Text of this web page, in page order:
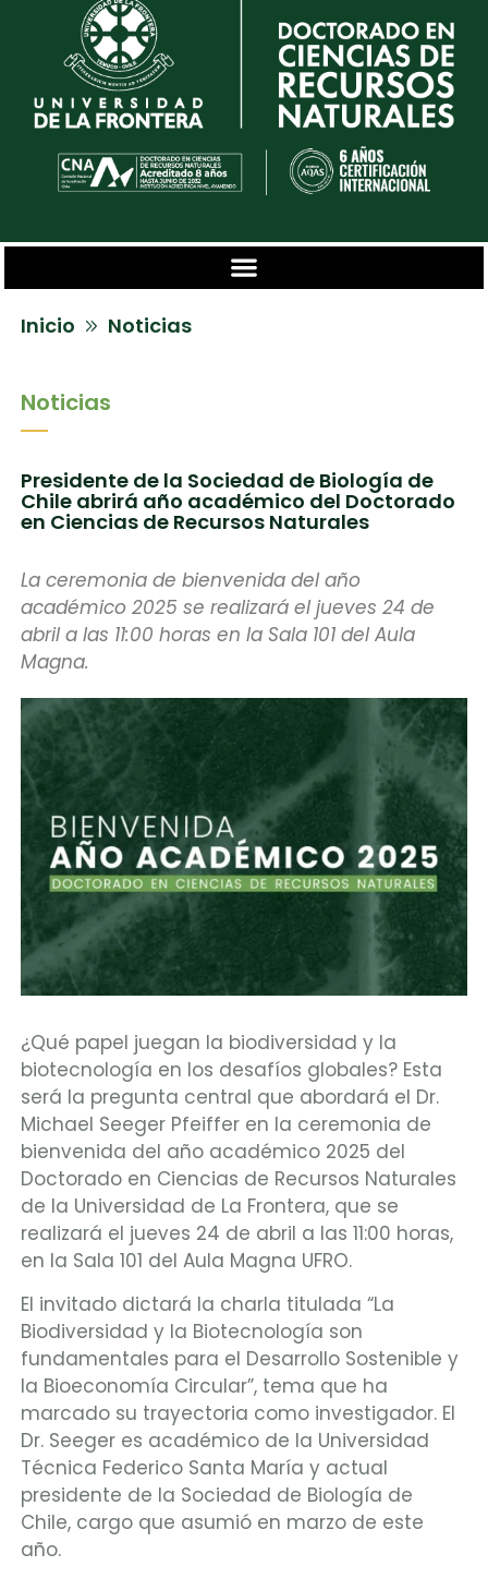
Inicio Noticias
Noticias
Presidente de la Sociedad de Biología de
Chile abrirá año académico del Doctorado
en Ciencias de Recursos Naturales
La ceremonia de bienvenida del año
académico 2025 se realizará el jueves 24 de
abril a las 11:00 horas en la Sala 101 del Aula
Magna.
¿Qué papel juegan la biodiversidad y la
biotecnología en los desafíos globales? Esta
será la pregunta central que abordará el Dr.
Michael Seeger Pfeiffer en la ceremonia de
bienvenida del año académico 2025 del
Doctorado en Ciencias de Recursos Naturales
de la Universidad de La Frontera, que se
realizará el jueves 24 de abril a las 11:00 horas,
en la Sala 101 del Aula Magna UFRO.
El invitado dictará la charla titulada “La
Biodiversidad y la Biotecnología son
fundamentales para el Desarrollo Sostenible y
la Bioeconomía Circular”, tema que ha
marcado su trayectoria como investigador. El
Dr. Seeger es académico de la Universidad
Técnica Federico Santa María y actual
presidente de la Sociedad de Biología de
Chile, cargo que asumió en marzo de este
año.